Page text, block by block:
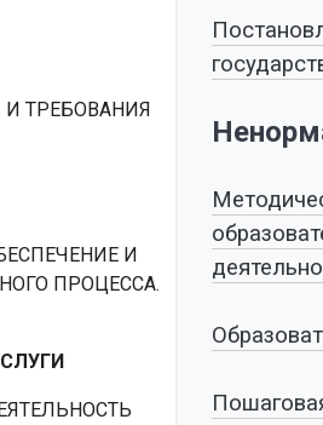
ТРЕБОВАНИЯ
И
ПРОЦЕССА.